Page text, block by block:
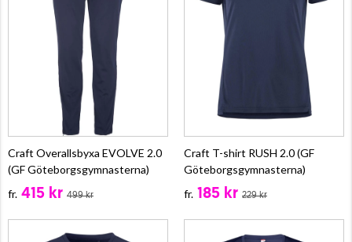
Craft Overallsbyxa EVOLVE 2.0
(GF Göteborgsgymnasterna)
fr. 415 kr 499 kr
Craft T-shirt RUSH 2.0 (GF
Göteborgsgymnasterna)
fr. 185 kr 229 kr